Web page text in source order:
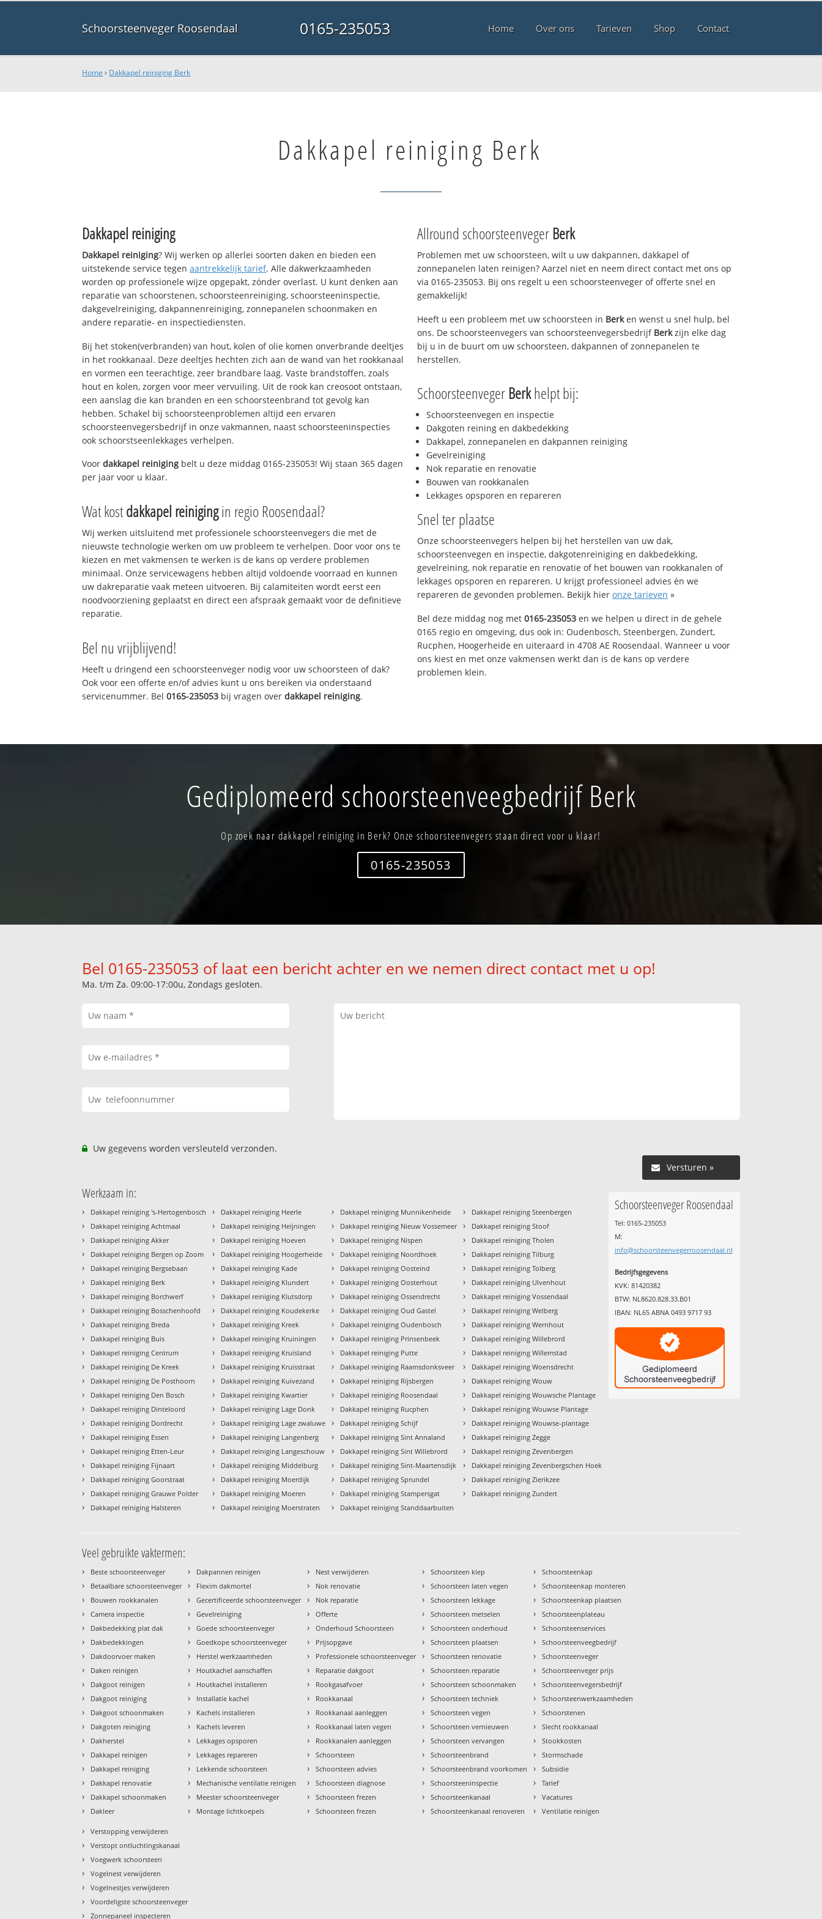
Schoorsteenveger Roosendaal 0165-235053 Home Over ons Tarieven Shop Contact
Home › Dakkapel reiniging Berk
Dakkapel reiniging Berk
Dakkapel reiniging
Dakkapel reiniging? Wij werken op allerlei soorten daken en bieden een
uitstekende service tegenaantrekkelijk tarief. Alle dakwerkzaamheden
worden op professionele wijze opgepakt, zónder overlast. U kunt denken aan
reparatie van schoorstenen, schoorsteenreiniging, schoorsteeninspectie,
dakgevelreiniging, dakpannenreiniging, zonnepanelen schoonmaken en
andere reparatie- en inspectiediensten.
Bij het stoken(verbranden) van hout, kolen of olie komen onverbrande deeltjes
in het rookkanaal. Deze deeltjes hechten zich aan de wand van het rookkanaal
en vormen een teerachtige, zeer brandbare laag. Vaste brandstoffen, zoals
hout en kolen, zorgen voor meer vervuiling. Uit de rook kan creosoot ontstaan,
een aanslag die kan branden en een schoorsteenbrand tot gevolg kan
hebben. Schakel bij schoorsteenproblemen altijd een ervaren
schoorsteenvegersbedrijf in onze vakmannen, naast schoorsteeninspecties
ook schoorstseenlekkages verhelpen.
Voordakkapel reiniging belt u deze middag 0165-235053! Wij staan 365 dagen
per jaar voor u klaar.
Wat kostdakkapel reinigingin regio Roosendaal?
Wij werken uitsluitend met professionele schoorsteenvegers die met de
nieuwste technologie werken om uw probleem te verhelpen. Door voor ons te
kiezen en met vakmensen te werken is de kans op verdere problemen
minimaal. Onze servicewagens hebben altijd voldoende voorraad en kunnen
uw dakreparatie vaak meteen uitvoeren. Bij calamiteiten wordt eerst een
noodvoorziening geplaatst en direct een afspraak gemaakt voor de definitieve
reparatie.
Bel nu vrijblijvend!
Heeft u dringend een schoorsteenveger nodig voor uw schoorsteen of dak?
Ook voor een offerte en/of advies kunt u ons bereiken via onderstaand
servicenummer. Bel0165-235053 bij vragen overdakkapel reiniging.
Allround schoorsteenveger Berk
Problemen met uw schoorsteen, wilt u uw dakpannen, dakkapel of
zonnepanelen laten reinigen? Aarzel niet en neem direct contact met ons op
via 0165-235053. Bij ons regelt u een schoorsteenveger of offerte snel en
gemakkelijk!
Heeft u een probleem met uw schoorsteen in Berken wenst u snel hulp, bel
ons. De schoorsteenvegers van schoorsteenvegersbedrijf Berkzijn elke dag
bij u in de buurt om uw schoorsteen, dakpannen of zonnepanelen te
herstellen.
Schoorsteenveger Berkhelpt bij:
Schoorsteenvegen en inspectie
Dakgoten reining en dakbedekking
Dakkapel, zonnepanelen en dakpannen reiniging
Gevelreiniging
Nok reparatie en renovatie
Bouwen van rookkanalen
Lekkages opsporen en repareren
Snel ter plaatse
Onze schoorsteenvegers helpen bij het herstellen van uw dak,
schoorsteenvegen en inspectie, dakgotenreiniging en dakbedekking,
gevelreining, nok reparatie en renovatie of het bouwen van rookkanalen of
lekkages opsporen en repareren. U krijgt professioneel advies én we
repareren de gevonden problemen. Bekijk hier onze tarieven »
Bel deze middag nog met 0165-235053 en we helpen u direct in de gehele
0165 regio en omgeving, dus ook in: Oudenbosch, Steenbergen, Zundert,
Rucphen, Hoogerheide en uiteraard in 4708 AE Roosendaal. Wanneer u voor
ons kiest en met onze vakmensen werkt dan is de kans op verdere
problemen klein.
Gediplomeerd schoorsteenveegbedrijf Berk
Op zoek naar dakkapel reiniging in Berk? Onze schoorsteenvegers staan direct voor u klaar!
0165-235053
Bel 0165-235053 of laat een bericht achter en we nemen direct contact met u op!
Ma. t/m Za. 09:00-17:00u, Zondags gesloten.
Uw gegevens worden versleuteld verzonden.
Versturen »
Werkzaam in:
› Dakkapel reiniging 's-Hertogenbosch
› Dakkapel reiniging Achtmaal
› Dakkapel reiniging Akker
› Dakkapel reiniging Bergen op Zoom
› Dakkapel reiniging Bergsebaan
› Dakkapel reiniging Berk
› Dakkapel reiniging Borchwerf
› Dakkapel reiniging Bosschenhoofd
› Dakkapel reiniging Breda
› Dakkapel reiniging Buis
› Dakkapel reiniging Centrum
› Dakkapel reiniging De Kreek
› Dakkapel reiniging De Posthoorn
› Dakkapel reiniging Den Bosch
› Dakkapel reiniging Dinteloord
› Dakkapel reiniging Dordrecht
› Dakkapel reiniging Essen
› Dakkapel reiniging Etten-Leur
› Dakkapel reiniging Fijnaart
› Dakkapel reiniging Goorstraat
› Dakkapel reiniging Grauwe Polder
› Dakkapel reiniging Halsteren
› Dakkapel reiniging Heerle
› Dakkapel reiniging Heijningen
› Dakkapel reiniging Hoeven
› Dakkapel reiniging Hoogerheide
› Dakkapel reiniging Kade
› Dakkapel reiniging Klundert
› Dakkapel reiniging Klutsdorp
› Dakkapel reiniging Koudekerke
› Dakkapel reiniging Kreek
› Dakkapel reiniging Kruiningen
› Dakkapel reiniging Kruisland
› Dakkapel reiniging Kruisstraat
› Dakkapel reiniging Kuivezand
› Dakkapel reiniging Kwartier
› Dakkapel reiniging Lage Donk
› Dakkapel reiniging Lage zwaluwe
› Dakkapel reiniging Langenberg
› Dakkapel reiniging Langeschouw
› Dakkapel reiniging Middelburg
› Dakkapel reiniging Moerdijk
› Dakkapel reiniging Moeren
› Dakkapel reiniging Moerstraten
› Dakkapel reiniging Munnikenheide
› Dakkapel reiniging Nieuw Vossemeer
› Dakkapel reiniging Nispen
› Dakkapel reiniging Noordhoek
› Dakkapel reiniging Oosteind
› Dakkapel reiniging Oosterhout
› Dakkapel reiniging Ossendrecht
› Dakkapel reiniging Oud Gastel
› Dakkapel reiniging Oudenbosch
› Dakkapel reiniging Prinsenbeek
› Dakkapel reiniging Putte
› Dakkapel reiniging Raamsdonksveer
› Dakkapel reiniging Rijsbergen
› Dakkapel reiniging Roosendaal
› Dakkapel reiniging Rucphen
› Dakkapel reiniging Schijf
› Dakkapel reiniging Sint Annaland
› Dakkapel reiniging Sint Willebrord
› Dakkapel reiniging Sint-Maartensdijk
› Dakkapel reiniging Sprundel
› Dakkapel reiniging Stampersgat
› Dakkapel reiniging Standdaarbuiten
› Dakkapel reiniging Steenbergen
› Dakkapel reiniging Stoof
› Dakkapel reiniging Tholen
› Dakkapel reiniging Tilburg
› Dakkapel reiniging Tolberg
› Dakkapel reiniging Ulvenhout
› Dakkapel reiniging Vossendaal
› Dakkapel reiniging Welberg
› Dakkapel reiniging Wernhout
› Dakkapel reiniging Willebrord
› Dakkapel reiniging Willemstad
› Dakkapel reiniging Woensdrecht
› Dakkapel reiniging Wouw
› Dakkapel reiniging Wouwsche Plantage
› Dakkapel reiniging Wouwse Plantage
› Dakkapel reiniging Wouwse-plantage
› Dakkapel reiniging Zegge
› Dakkapel reiniging Zevenbergen
› Dakkapel reiniging Zevenbergschen Hoek
› Dakkapel reiniging Zierikzee
› Dakkapel reiniging Zundert
Schoorsteenveger Roosendaal
Tel: 0165-235053
M:
info@schoorsteenvegerroosendaal.nl
Bedrijfsgegevens
KVK: 81420382
BTW: NL8620.828.33.B01
IBAN: NL65 ABNA 0493 9717 93
Veel gebruikte vaktermen:
› Beste schoorsteenveger
› Betaalbare schoorsteenveger
› Bouwen rookkanalen
› Camera inspectie
› Dakbedekking plat dak
› Dakbedekkingen
› Dakdoorvoer maken
› Daken reinigen
› Dakgoot reinigen
› Dakgoot reiniging
› Dakgoot schoonmaken
› Dakgoten reiniging
› Dakherstel
› Dakkapel reinigen
› Dakkapel reiniging
› Dakkapel renovatie
› Dakkapel schoonmaken
› Dakleer
› Dakpannen reinigen
› Flexim dakmortel
› Gecertificeerde schoorsteenveger
› Gevelreiniging
› Goede schoorsteenveger
› Goedkope schoorsteenveger
› Herstel werkzaamheden
› Houtkachel aanschaffen
› Houtkachel installeren
› Installatie kachel
› Kachels installeren
› Kachels leveren
› Lekkages opsporen
› Lekkages repareren
› Lekkende schoorsteen
› Mechanische ventilatie reinigen
› Meester schoorsteenveger
› Montage lichtkoepels
› Nest verwijderen
› Nok renovatie
› Nok reparatie
› Offerte
› Onderhoud Schoorsteen
› Prijsopgave
› Professionele schoorsteenveger
› Reparatie dakgoot
› Rookgasafvoer
› Rookkanaal
› Rookkanaal aanleggen
› Rookkanaal laten vegen
› Rookkanalen aanleggen
› Schoorsteen
› Schoorsteen advies
› Schoorsteen diagnose
› Schoorsteen frezen
› Schoorsteen frezen
› Schoorsteen klep
› Schoorsteen laten vegen
› Schoorsteen lekkage
› Schoorsteen metselen
› Schoorsteen onderhoud
› Schoorsteen plaatsen
› Schoorsteen renovatie
› Schoorsteen reparatie
› Schoorsteen schoonmaken
› Schoorsteen techniek
› Schoorsteen vegen
› Schoorsteen vernieuwen
› Schoorsteen vervangen
› Schoorsteenbrand
› Schoorsteenbrand voorkomen
› Schoorsteeninspectie
› Schoorsteenkanaal
› Schoorsteenkanaal renoveren
› Schoorsteenkap
› Schoorsteenkap monteren
› Schoorsteenkap plaatsen
› Schoorsteenplateau
› Schoorsteenservices
› Schoorsteenveegbedrijf
› Schoorsteenveger
› Schoorsteenveger prijs
› Schoorsteenvegersbedrijf
› Schoorsteenwerkzaamheden
› Schoorstenen
› Slecht rookkanaal
› Stookkosten
› Stormschade
› Subsidie
› Tarief
› Vacatures
› Ventilatie reinigen
› Verstopping verwijderen
› Verstopt ontluchtingskanaal
› Voegwerk schoorsteen
› Vogelnest verwijderen
› Vogelnestjes verwijderen
› Voordeligste schoorsteenveger
› Zonnepaneel inspecteren